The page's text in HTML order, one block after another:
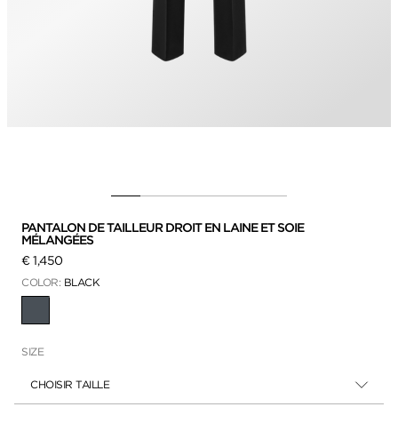
PANTALON DE TAILLEUR DROIT EN LAINE ET SOIE
MÉLANGÉES
€ 1,450
COLOR: BLACK
SIZE
CHOISIR TAILLE